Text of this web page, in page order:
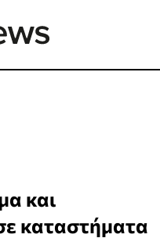
και
καταστήματα